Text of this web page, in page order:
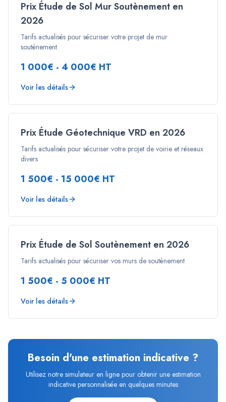
Prix Étude de Sol Mur Soutènement en
2026
Tarifs actualisés pour sécuriser votre projet de mur
soutènement
1 000€ - 4 000€ HT
Voir les détails
Prix Étude Géotechnique VRD en 2026
Tarifs actualisés pour sécuriser votre projet de voirie et réseaux
divers
1 500€ - 15 000€ HT
Voir les détails
Prix Étude de Sol Soutènement en 2026
Tarifs actualisés pour sécuriser vos murs de soutènement
1 500€ - 5 000€ HT
Voir les détails
Besoin d'une estimation indicative ?
Utilisez notre simulateur en ligne pour obtenir une estimation
indicative personnalisée en quelques minutes